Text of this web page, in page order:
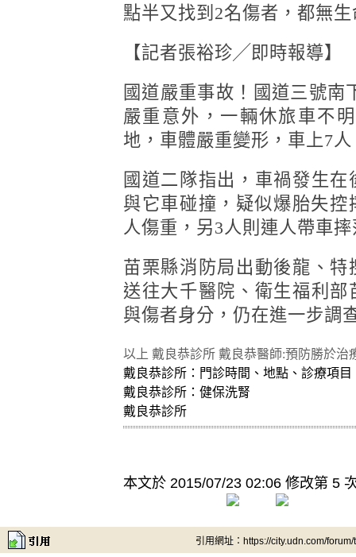
點半又找到2名傷者，都無
【記者張裕珍╱即時報導】
國道嚴重事故！國道三號南
嚴重意外，一輛休旅車不
地，車體嚴重變形，車上7
國道二隊指出，車禍發生
與它車碰撞，疑似爆胎失
人傷重，另3人則連人帶車
苗栗縣消防局出動後龍、
送往大千醫院、衛生福利
與傷者身分，仍在進一步調
以上 戴良恭診所 戴良恭醫師:預防勝於治
戴良恭診所：門診時間、地點、診療項目
戴良恭診所：健保洗腎
戴良恭診所
本文於 2015/07/23 02:06 修改第 5
引用網址：https://city.udn.com/